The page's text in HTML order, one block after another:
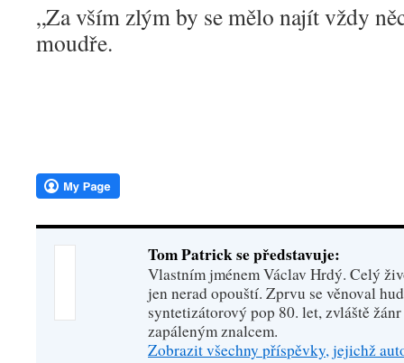
„Za vším zlým by se mělo najít vždy
moudře.
Tom Patrick se představuje:
Vlastním jménem Václav Hrdý. Celý
jen nerad opouští. Zprvu se věnoval
syntetizátorový pop 80. let, zvláště
zapáleným znalcem.
Zobrazit všechny příspěvky, jejichž